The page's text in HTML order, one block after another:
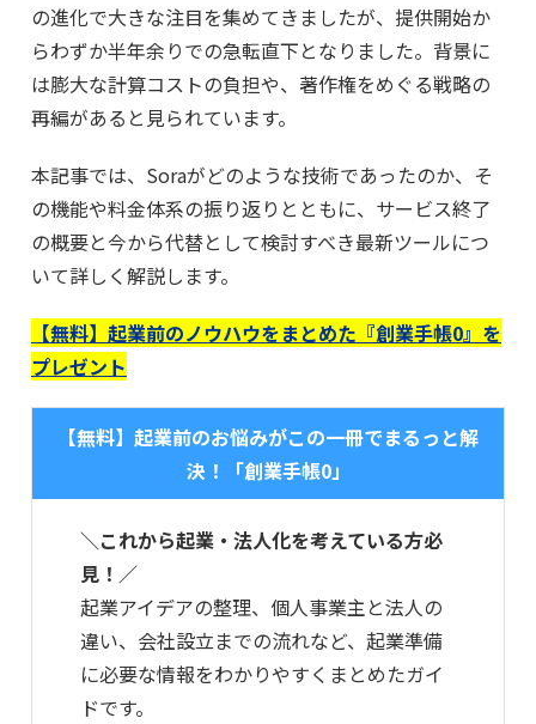
の進化で大きな注目を集めてきましたが、提供開始か
らわずか半年余りでの急転直下となりました。背景に
は膨大な計算コストの負担や、著作権をめぐる戦略の
再編があると見られています。
本記事では、Soraがどのような技術であったのか、そ
の機能や料金体系の振り返りとともに、サービス終了
の概要と今から代替として検討すべき最新ツールにつ
いて詳しく解説します。
【無料】起業前のノウハウをまとめた『創業手帳0』を
プレゼント
【無料】起業前のお悩みがこの一冊でまるっと解
決！「創業手帳0」
＼これから起業・法人化を考えている方必
見！／
起業アイデアの整理、個人事業主と法人の
違い、会社設立までの流れなど、起業準備
に必要な情報をわかりやすくまとめたガイ
ドです。